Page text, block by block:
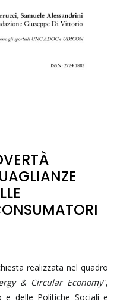
realizzata nel quadro
& Circular Economy”,
delle Politiche Sociali e